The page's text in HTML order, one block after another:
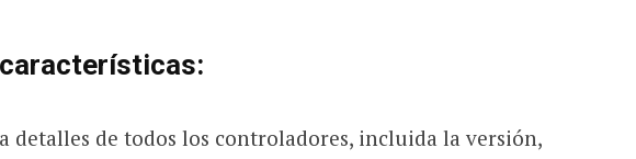
detalles de todos los controladores, incluida la versión,